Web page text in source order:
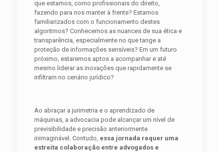
que estamos, como profissionais do direito,
fazendo para nos manter à frente? Estamos
familiarizados com o funcionamento destes
algoritmos? Conhecemos as nuances de sua ética e
transparência, especialmente no que tange a
proteção de informações sensíveis? Em um futuro
próximo, estaremos aptos a acompanhar e até
mesmo liderar as inovações que rapidamente se
infiltram no cenário jurídico?
Ao abraçar a jurimetria e o aprendizado de
máquinas, a advocacia pode alcançar um nível de
previsibilidade e precisão anteriormente
inimaginável. Contudo, essa jornada requer uma
estreita colaboração entre advogados e